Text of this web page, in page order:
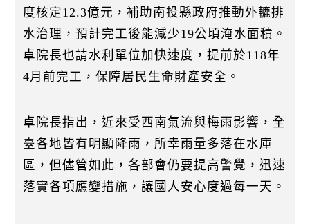
度核定12.3億元，補助南投縣政府推動外轆排
水治理，預計完工後能減少19公頃淹水面積。
卓院長也請水利單位加快速度，提前於118年
4月前完工，保障居民生命財產安全。
卓院長指出，近來受西南氣流與梅雨影響，全
臺各地皆有明顯降雨，所幸雨量多落在水庫
區，但儘管如此，各部會仍要提高警覺，迅速
落實各項應變措施，讓國人安心度過每一天。